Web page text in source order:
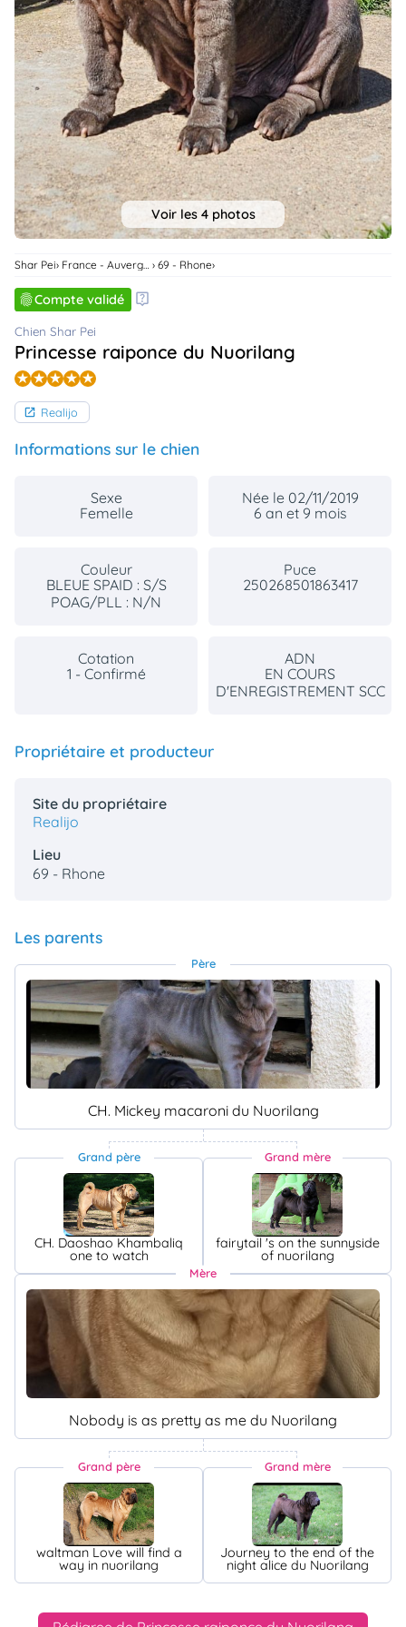
Connexion
Voir les 4 photos
Shar Pei France - Auvergne-Rhone-Alpes 69 - Rhone
Compte validé
Chien Shar Pei
Princesse raiponce du Nuorilang
Realijo
Informations sur le chien
Sexe
Femelle
Née le 02/11/2019
6 an et 9 mois
Couleur
BLEUE SPAID : S/S
POAG/PLL : N/N
Puce
250268501863417
Cotation
1 - Confirmé
ADN
EN COURS
D'ENREGISTREMENT SCC
Propriétaire et producteur
Site du propriétaire
Realijo
Lieu
69 - Rhone
Les parents
Père
CH. Mickey macaroni du Nuorilang
Grand père
CH. Daoshao Khambaliq
one to watch
Grand mère
fairytail 's on the sunnyside
of nuorilang
Mère
Nobody is as pretty as me du Nuorilang
Grand père
waltman Love will find a
way in nuorilang
Grand mère
Journey to the end of the
night alice du Nuorilang